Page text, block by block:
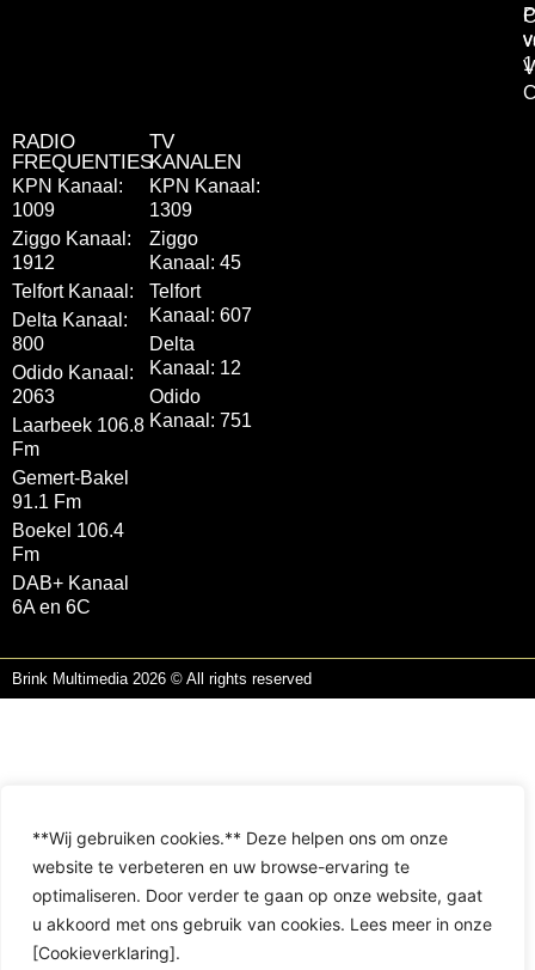
**Wij gebruiken cookies.** Deze helpen ons om onze
website te verbeteren en uw browse-ervaring te
optimaliseren. Door verder te gaan op onze website, gaat
u akkoord met ons gebruik van cookies. Lees meer in onze
[Cookieverklaring].
RADIO
FREQUENTIES
KPN Kanaal:
1009
Ziggo Kanaal:
1912
Telfort Kanaal:
Delta Kanaal:
800
Odido Kanaal:
2063
Laarbeek 106.8
Fm
Gemert-Bakel
91.1 Fm
Boekel 106.4
Fm
DAB+ Kanaal
6A en 6C
TV
KANALEN
KPN Kanaal:
1309
Ziggo
Kanaal: 45
Telfort
Kanaal: 607
Delta
Kanaal: 12
Odido
Kanaal: 751
Brink Multimedia 2026 © All rights reserved